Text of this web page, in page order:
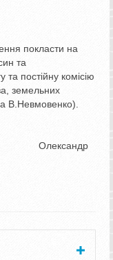
покласти на
та
та постійну комісію
земельних
В.Невмовенко).